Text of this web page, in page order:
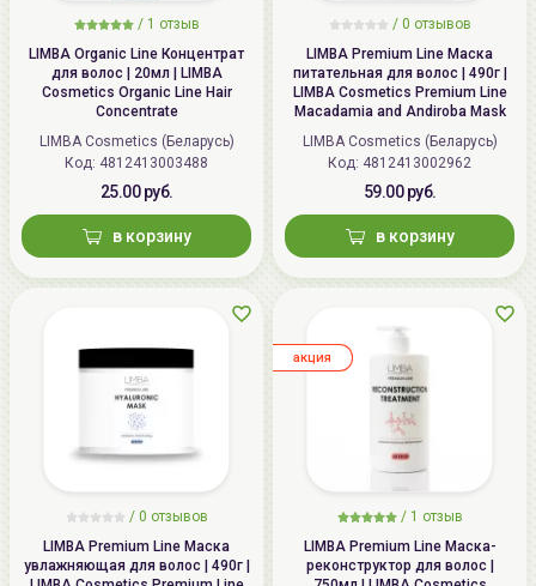
/ 1 отзыв
LIMBA Organic Line Концентрат
для волос | 20мл | LIMBA
Cosmetics Organic Line Hair
Concentrate
LIMBA Cosmetics (Беларусь)
Код: 4812413003488
25.00 руб.
в корзину
/ 0 отзывов
LIMBA Premium Line Маска
питательная для волос | 490г |
LIMBA Cosmetics Premium Line
Macadamia and Andiroba Mask
LIMBA Cosmetics (Беларусь)
Код: 4812413002962
59.00 руб.
в корзину
/ 0 отзывов
LIMBA Premium Line Маска
увлажняющая для волос | 490г |
/ 1 отзыв
LIMBA Premium Line Маска-
реконструктор для волос |
aкция